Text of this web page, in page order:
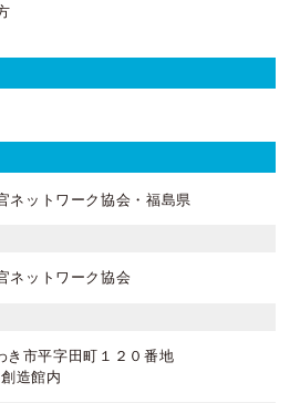
ネットワーク協会・福島県
ネットワーク協会
市平字田町１２０番地
造館内